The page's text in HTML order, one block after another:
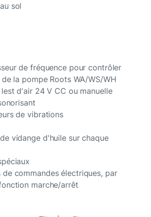
sol
de fréquence pour contrôler
la pompe Roots WA/WS/WH
lest d'air 24 V CC ou manuelle
de vibrations
vidange d'huile sur chaque
de commandes électriques, par
marche/arrêt